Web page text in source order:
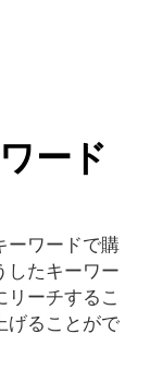
ード
ーワードで購
したキーワー
リーチするこ
げることがで